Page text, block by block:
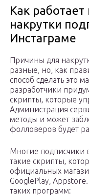
Как
накрутки
Инстаграме
Причины для
разные, но, как
способ сделать это
разработчики
скрипты, которые
Администрация
методы и может
фолловеров будет
Многие подписчики
такие скрипты,
официальных
GooglePlay,
таких программ: